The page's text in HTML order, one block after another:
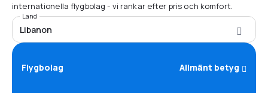
internationella flygbolag - vi rankar efter pris och komfort.
Land
Libanon
Flygbolag Allmänt betyg